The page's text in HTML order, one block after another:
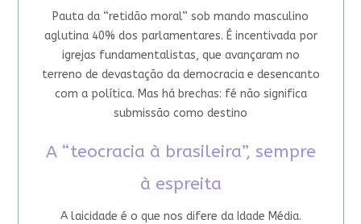
Pauta da “retidão moral” sob mando masculino
aglutina 40% dos parlamentares. É incentivada por
igrejas fundamentalistas, que avançaram no
terreno de devastação da democracia e desencanto
com a política. Mas há brechas: fé não significa
submissão como destino
A “teocracia à brasileira”, sempre
à espreita
A laicidade é o que nos difere da Idade Média.